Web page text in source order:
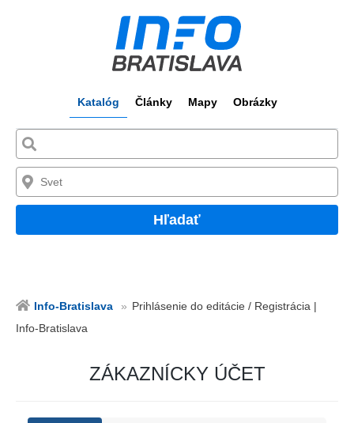
Katalóg Články Mapy Obrázky
Hľadať
Info-Bratislava
Prihlásenie do editácie / Registrácia |
Info-Bratislava
ZÁKAZNÍCKY ÚČET